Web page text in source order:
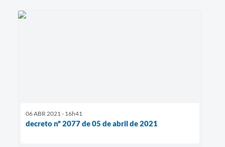
06 ABR 2021 - 16h41
decreto nº 2077 de 05 de abril de 2021